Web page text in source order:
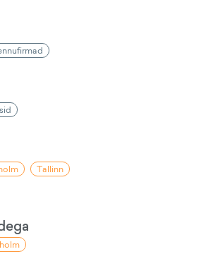
Tallinn